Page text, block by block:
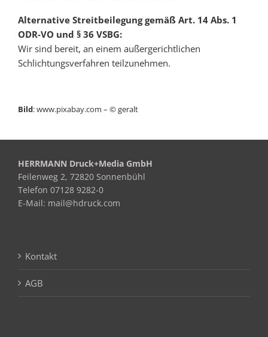
Alternative Streitbeilegung gemäß Art. 14 Abs. 1
ODR-VO und § 36 VSBG:
Wir sind bereit, an einem außergerichtlichen
Schlichtungsverfahren teilzunehmen.
Bild:www.pixabay.com – © geralt
HERRMANN Druck+Media GmbH
Feilenweg 2, 72820 Sonnenbühl
Telefon 07128 9282-0
E-Mail: mail@hdruck.com
Kontakt
AGB